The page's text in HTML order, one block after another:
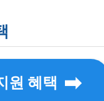
원 혜택